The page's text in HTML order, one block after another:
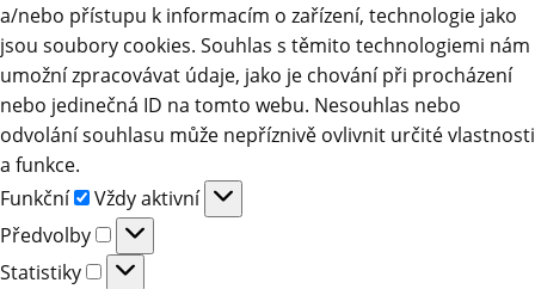
a/nebo přístupu k informacím o zařízení, technologie jako
jsou soubory cookies. Souhlas s těmito technologiemi nám
umožní zpracovávat údaje, jako je chování při procházení
nebo jedinečná ID na tomto webu. Nesouhlas nebo
odvolání souhlasu může nepříznivě ovlivnit určité vlastnosti
a funkce.
Funkční
Funkční
Vždy aktivní
Předvolby
Předvolby
Statistiky
Statistiky